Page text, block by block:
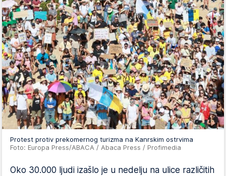
Protest protiv prekomernog turizma na Kanrskim ostrvima
Foto: Europa Press/ABACA / Abaca Press / Profimedia
Oko 30.000 ljudi izašlo je u nedelju na ulice različitih